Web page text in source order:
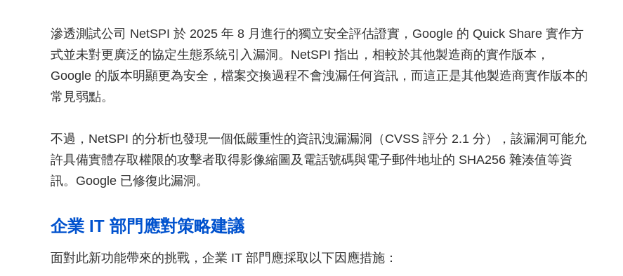
滲透測試公司 NetSPI 於 2025 年 8 月進行的獨立安全評估證實，Google 的 Quick Share 實作方
式並未對更廣泛的協定生態系統引入漏洞。NetSPI 指出，相較於其他製造商的實作版本，
Google 的版本明顯更為安全，檔案交換過程不會洩漏任何資訊，而這正是其他製造商實作版本的
常見弱點。
不過，NetSPI 的分析也發現一個低嚴重性的資訊洩漏漏洞（CVSS 評分 2.1 分），該漏洞可能允
許具備實體存取權限的攻擊者取得影像縮圖及電話號碼與電子郵件地址的 SHA256 雜湊值等資
訊。Google 已修復此漏洞。
企業 IT 部門應對策略建議
面對此新功能帶來的挑戰，企業 IT 部門應採取以下因應措施：